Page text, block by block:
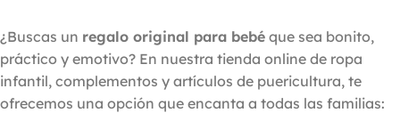
¿Buscas un regalo original para bebé que sea bonito,
práctico y emotivo? En nuestra tienda online de ropa
infantil, complementos y artículos de puericultura, te
ofrecemos una opción que encanta a todas las familias: